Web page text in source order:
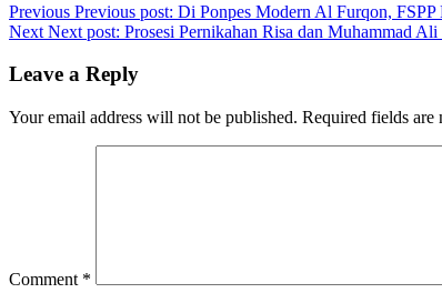
Previous Previous post: Di Ponpes Modern Al Furqon,
Next Next post: Prosesi Pernikahan Risa dan Muhammad
Leave a Reply
Your email address will not be published. Required fields are
Comment *